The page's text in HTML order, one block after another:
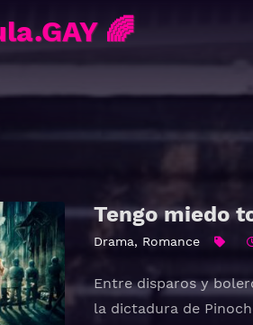
🌈
Tengo miedo
Drama, Romance
Entre disparos y
la dictadura de